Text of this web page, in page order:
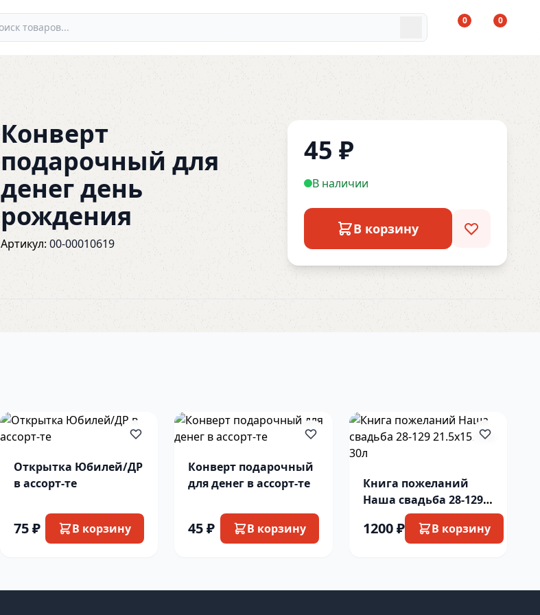
0 0
Конверт
подарочный для
денег день
рождения
Артикул:00-00010619
45 ₽
В наличии
В корзину
Открытка Юбилей/ДР
в ассорт-те
75 ₽ В корзину
Конверт подарочный
для денег в ассорт-те
45 ₽ В корзину
Книга пожеланий
Наша свадьба 28-129
21.5х15.5см 30л
1200 ₽ В корзину